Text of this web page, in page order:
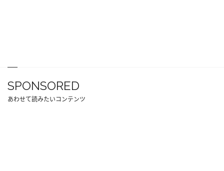
SPONSORED
あわせて読みたいコンテンツ